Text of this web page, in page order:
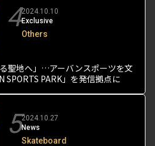
42024.10.10
Exclusive
Others
聖地へ」…アーバンスポーツを文
PARK」を発信拠点に
52024.10.27
News
Skateboard